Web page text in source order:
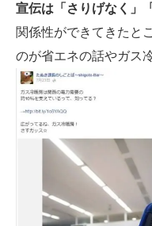
宣伝は「さりげなく」
関係性ができてきたと
のが省エネの話やガス